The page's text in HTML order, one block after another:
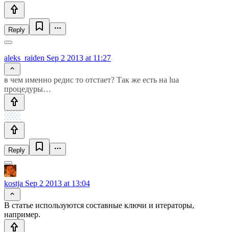
Reply
aleks_raiden Sep 2 2013 at 11:27
в чем именно редис то отстает? Так же есть на lua
процедуры…
Reply
kostja Sep 2 2013 at 13:04
В статье используются составные ключи и итераторы,
например.